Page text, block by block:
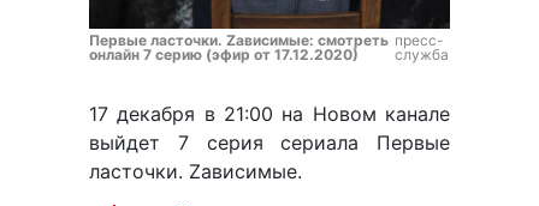
Первые ласточки. Zависимые: смотреть
онлайн 7 серию (эфир от 17.12.2020)
пресс-
служба
17 декабря в 21:00 на Новом канале
выйдет 7 серия сериала Первые
ласточки. Zависимые.